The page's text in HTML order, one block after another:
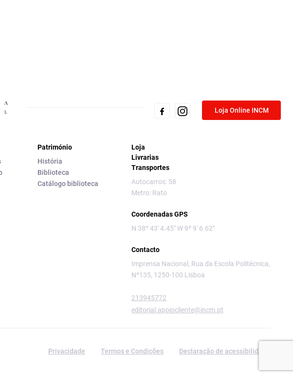
Loja Online INCM
Património
História
Biblioteca
Catálogo biblioteca
Loja
Livrarias
Transportes
Autocarros: 58
Metro: Rato
Coordenadas GPS
N 38º 43' 4.45" W 9º 9' 6.62"
Contacto
Imprensa Nacional, Rua da Escola Politécnica,
Nº135, 1250-100 Lisboa
213945772
editorial.apoiocliente@incm.pt
Privacidade Termos e Condições Declaração de acessibilidade